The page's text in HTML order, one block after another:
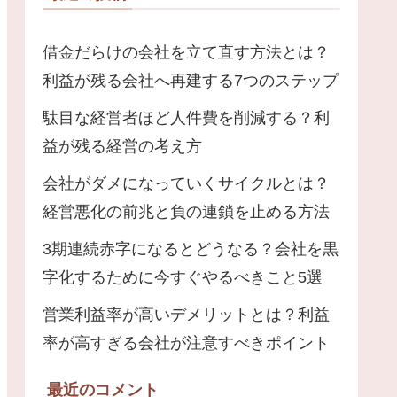
借金だらけの会社を立て直す方法とは？
利益が残る会社へ再建する7つのステップ
駄目な経営者ほど人件費を削減する？利
益が残る経営の考え方
会社がダメになっていくサイクルとは？
経営悪化の前兆と負の連鎖を止める方法
3期連続赤字になるとどうなる？会社を黒
字化するために今すぐやるべきこと5選
営業利益率が高いデメリットとは？利益
率が高すぎる会社が注意すべきポイント
最近のコメント